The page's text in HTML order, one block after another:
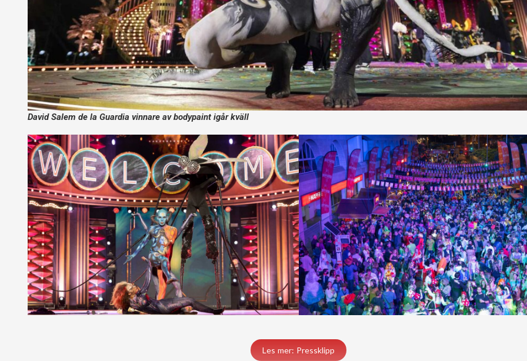
David Salem de la Guardia vinnare av bodypaint igår kväll
Les mer: Pressklipp